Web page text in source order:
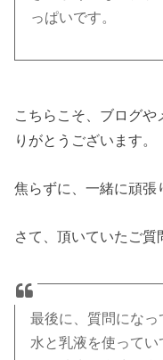
っぱいです。
こちらこそ、ブログ
りがとうございます。
焦らずに、一緒に頑張
さて、頂いていたご質
最後に、質問にな
水と乳液を使って